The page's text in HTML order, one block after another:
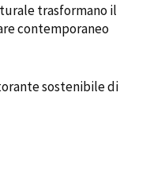
trasformano il
contemporaneo
sostenibile di